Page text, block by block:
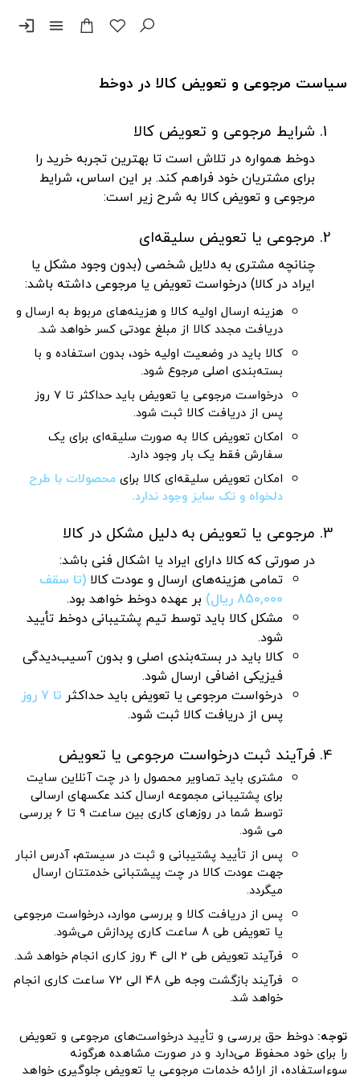
menu
login
سیاست مرجوعی و تعویض کالا در دوخط
شرایط مرجوعی و تعویض کالا
دوخط همواره در تلاش است تا بهترین تجربه خرید را
برای مشتریان خود فراهم کند. بر این اساس، شرایط
مرجوعی و تعویض کالا به شرح زیر است:
مرجوعی یا تعویض سلیقه‌ای
چنانچه مشتری به دلایل شخصی (بدون وجود مشکل یا
ایراد در کالا) درخواست تعویض یا مرجوعی داشته باشد:
هزینه ارسال اولیه کالا و هزینه‌های مربوط به ارسال و
دریافت مجدد کالا از مبلغ عودتی کسر خواهد شد.
کالا باید در وضعیت اولیه خود، بدون استفاده و با
بسته‌بندی اصلی مرجوع شود.
درخواست مرجوعی یا تعویض باید حداکثر تا ۷ روز
پس از دریافت کالا ثبت شود.
امکان تعویض کالا به صورت سلیقه‌ای برای یک
سفارش فقط یک بار وجود دارد.
امکان تعویض سلیقه‌ای کالا برای محصولات با طرح
دلخواه و تک سایز وجود ندارد.
مرجوعی یا تعویض به دلیل مشکل در کالا
در صورتی که کالا دارای ایراد یا اشکال فنی باشد:
تمامی هزینه‌های ارسال و عودت کالا (تا سقف
850,000 ریال)
بر عهده دوخط خواهد بود.
مشکل کالا باید توسط تیم پشتیبانی دوخط تأیید
شود.
کالا باید در بسته‌بندی اصلی و بدون آسیب‌دیدگی
فیزیکی اضافی ارسال شود.
درخواست مرجوعی یا تعویض باید حداکثر تا ۷ روز
پس از دریافت کالا ثبت شود.
فرآیند ثبت درخواست مرجوعی یا تعویض
مشتری باید تصاویر محصول را در چت آنلاین سایت
برای پشتیبانی مجموعه ارسال کند عکسهای ارسالی
توسط شما در روزهای کاری بین ساعت ۹ تا ۶ بررسی
می شود.
پس از تأیید پشتیبانی و ثبت در سیستم، آدرس انبار
جهت عودت کالا در چت پیشتبانی خدمتتان ارسال
میگردد.
پس از دریافت کالا و بررسی موارد، درخواست مرجوعی
یا تعویض طی ۸ ساعت کاری پردازش می‌شود.
فرآیند تعویض طی ۲ الی ۴ روز کاری انجام خواهد شد.
فرآیند بازگشت وجه طی ۴۸ الی ۷۲ ساعت کاری انجام
خواهد شد.
توجه: دوخط حق بررسی و تأیید درخواست‌های مرجوعی و تعویض
را برای خود محفوظ می‌دارد و در صورت مشاهده هرگونه
سوءاستفاده، از ارائه خدمات مرجوعی یا تعویض جلوگیری خواهد